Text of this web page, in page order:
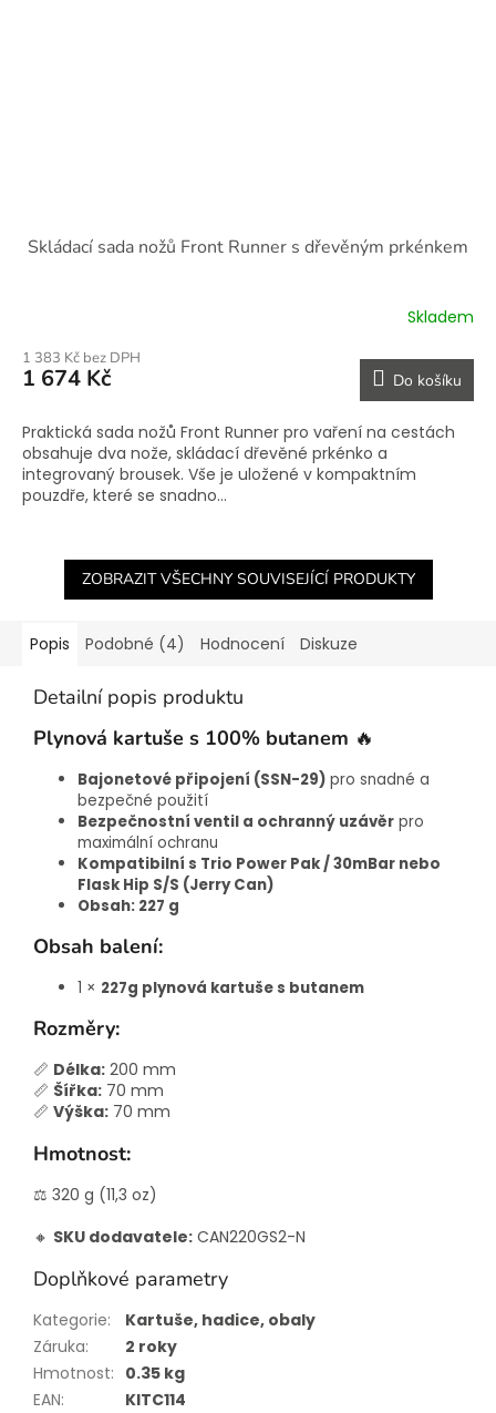
Skládací sada nožů Front Runner s dřevěným prkénkem
Skladem
1 383 Kč bez DPH
1 674 Kč Do košíku
Praktická sada nožů Front Runner pro vaření na cestách
obsahuje dva nože, skládací dřevěné prkénko a
integrovaný brousek. Vše je uložené v kompaktním
pouzdře, které se snadno...
ZOBRAZIT VŠECHNY SOUVISEJÍCÍ PRODUKTY
Popis Podobné (4) Hodnocení Diskuze
Detailní popis produktu
Plynová kartuše s 100% butanem 🔥
Bajonetové připojení (SSN-29) pro snadné a
bezpečné použití
Bezpečnostní ventil a ochranný uzávěr pro
maximální ochranu
Kompatibilní s Trio Power Pak / 30mBar nebo
Flask Hip S/S (Jerry Can)
Obsah: 227 g
Obsah balení:
1 × 227g plynová kartuše s butanem
Rozměry:
📏 Délka: 200 mm
📏 Šířka: 70 mm
📏 Výška: 70 mm
Hmotnost:
⚖️ 320 g (11,3 oz)
🔸 SKU dodavatele: CAN220GS2-N
Doplňkové parametry
Kategorie:
Kartuše, hadice, obaly
Záruka:
2 roky
Hmotnost: 0.35 kg
EAN: KITC114